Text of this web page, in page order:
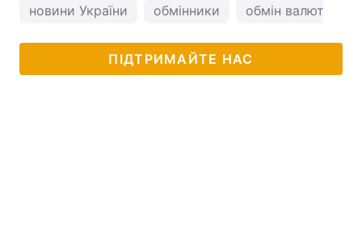
новини України обмінники обмін валют
ПІДТРИМАЙТЕ НАС